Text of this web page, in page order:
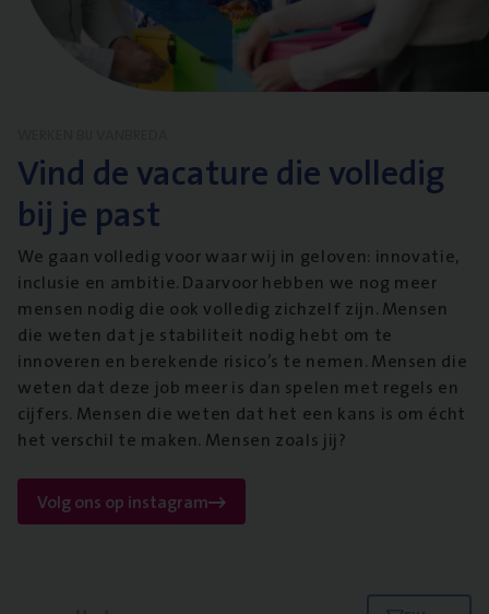
Vind de vacature die volledig
bij je past
We gaan volledig voor waar wij in geloven: innovatie,
inclusie en ambitie. Daarvoor hebben we nog meer
mensen nodig die ook volledig zichzelf zijn. Mensen
die weten dat je stabiliteit nodig hebt om te
innoveren en berekende risico’s te nemen. Mensen die
weten dat deze job meer is dan spelen met regels en
cijfers. Mensen die weten dat het een kans is om écht
het verschil te maken. Mensen zoals jij?
Volg ons op instagram